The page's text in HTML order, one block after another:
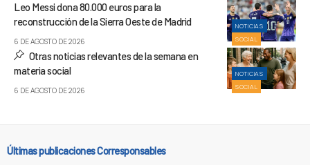
NOTICIAS
SOCIAL
Leo Messi dona 80.000 euros para la
reconstrucción de la Sierra Oeste de Madrid
6 DE AGOSTO DE 2026
NOTICIAS
SOCIAL
Otras noticias relevantes de la semana en
materia social
6 DE AGOSTO DE 2026
Últimas publicaciones Corresponsables